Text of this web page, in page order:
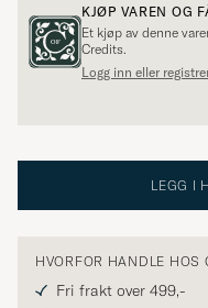
KJØP VAREN OG
Et kjøp av denne
Credits.
Logg inn eller
LEGG I
HVORFOR HANDLE HOS
Fri frakt over 499,-